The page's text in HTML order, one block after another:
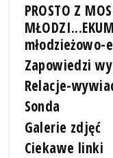
PROSTO Z
młodzieżowo-
Zapowiedzi
Relacje-
Sonda
Galerie zdjęć
Ciekawe linki